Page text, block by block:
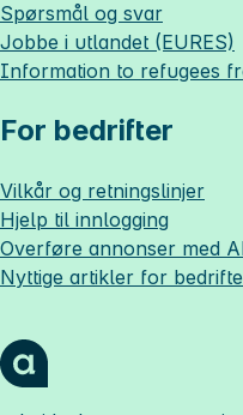
Spørsmål og svar
Jobbe i utlandet (EURES)
Information to refugees
For bedrifter
Vilkår og retningslinjer
Hjelp til innlogging
Overføre annonser med
Nyttige artikler for